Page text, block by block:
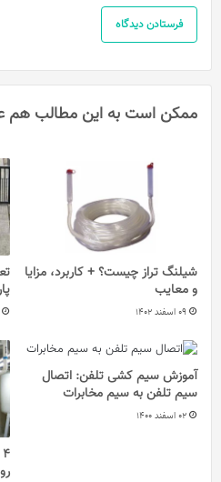
ممکن است به این مطالب هم
شیلنگ تراز چیست؟ + کاربرد، مزایا
و معایب
09 اسفند 1402
آموزش سیم کشی تلفن: اتصال
سیم تلفن به سیم مخابرات
02 اسفند 1400